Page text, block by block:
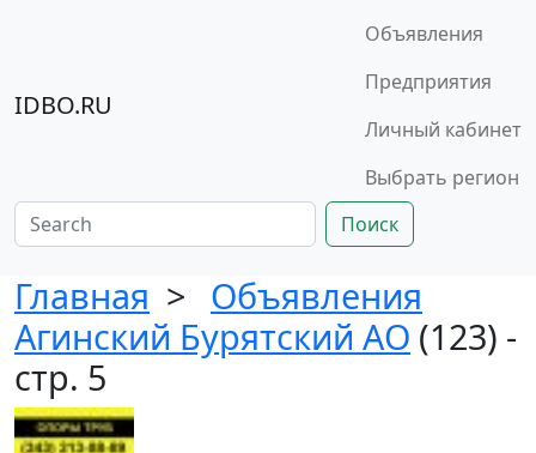
IDBO.RU
Объявления
Предприятия
Личный кабинет
Выбрать регион
Поиск
Главная > Объявления
Агинский Бурятский АО (123) -
стр. 5